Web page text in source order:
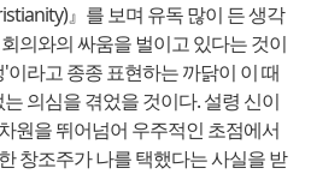
』를 보며 유독 많이 든 생각
의와의 싸움을 벌이고 있다는 것이
라고 종종 표현하는 까닭이 이 때
의심을 겪었을 것이다. 설령 신이
원을 뛰어넘어 우주적인 초점에서
창조주가 나를 택했다는 사실을 받